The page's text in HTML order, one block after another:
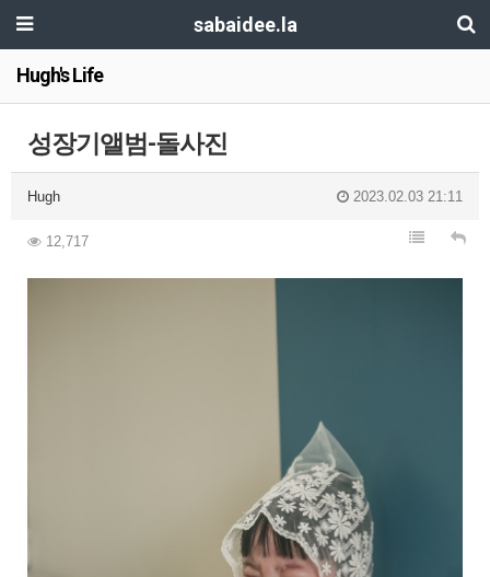
sabaidee.la
Hugh's Life
성장기앨범-돌사진
Hugh 2023.02.03 21:11
12,717